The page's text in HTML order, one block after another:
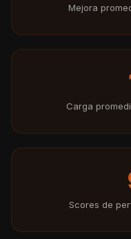
Mejora
Carga
Scores de